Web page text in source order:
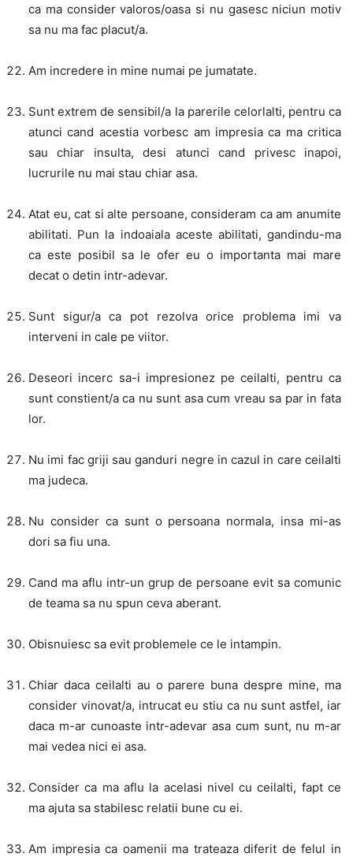
ca ma consider valoros/oasa si nu gasesc niciun motiv
sa nu ma fac placut/a.
Am incredere in mine numai pe jumatate.
Sunt extrem de sensibil/a la parerile celorlalti, pentru ca
atunci cand acestia vorbesc am impresia ca ma critica
sau chiar insulta, desi atunci cand privesc inapoi,
lucrurile nu mai stau chiar asa.
Atat eu, cat si alte persoane, consideram ca am anumite
abilitati. Pun la indoaiala aceste abilitati, gandindu-ma
ca este posibil sa le ofer eu o importanta mai mare
decat o detin intr-adevar.
Sunt sigur/a ca pot rezolva orice problema imi va
interveni in cale pe viitor.
Deseori incerc sa-i impresionez pe ceilalti, pentru ca
sunt constient/a ca nu sunt asa cum vreau sa par in fata
lor.
Nu imi fac griji sau ganduri negre in cazul in care ceilalti
ma judeca.
Nu consider ca sunt o persoana normala, insa mi-as
dori sa fiu una.
Cand ma aflu intr-un grup de persoane evit sa comunic
de teama sa nu spun ceva aberant.
Obisnuiesc sa evit problemele ce le intampin.
Chiar daca ceilalti au o parere buna despre mine, ma
consider vinovat/a, intrucat eu stiu ca nu sunt astfel, iar
daca m-ar cunoaste intr-adevar asa cum sunt, nu m-ar
mai vedea nici ei asa.
Consider ca ma aflu la acelasi nivel cu ceilalti, fapt ce
ma ajuta sa stabilesc relatii bune cu ei.
Am impresia ca oamenii ma trateaza diferit de felul in